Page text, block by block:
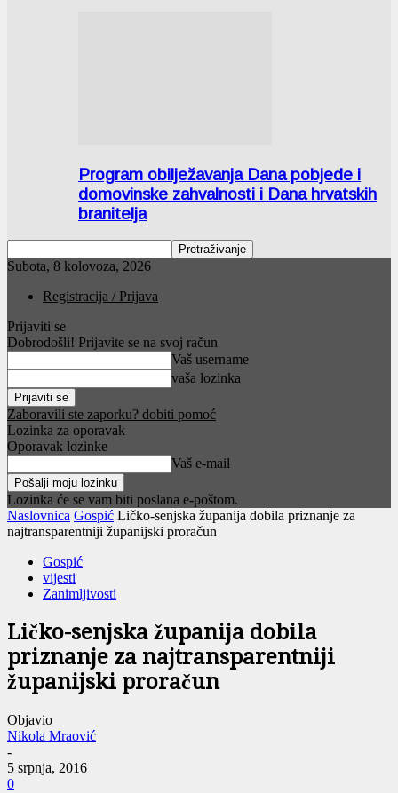
Program obilježavanja Dana pobjede i
domovinske zahvalnosti i Dana hrvatskih
branitelja
Subota, 8 kolovoza, 2026
Registracija / Prijava
Prijaviti se
Dobrodošli! Prijavite se na svoj račun
Vaš username
vaša lozinka
Zaboravili ste zaporku? dobiti pomoć
Lozinka za oporavak
Oporavak lozinke
Vaš e-mail
Lozinka će se vam biti poslana e-poštom.
Naslovnica Gospić Ličko-senjska županija dobila priznanje za
najtransparentniji županijski proračun
Gospić
vijesti
Zanimljivosti
Ličko-senjska županija dobila
priznanje za najtransparentniji
županijski proračun
Objavio
Nikola Mraović
-
5 srpnja, 2016
0